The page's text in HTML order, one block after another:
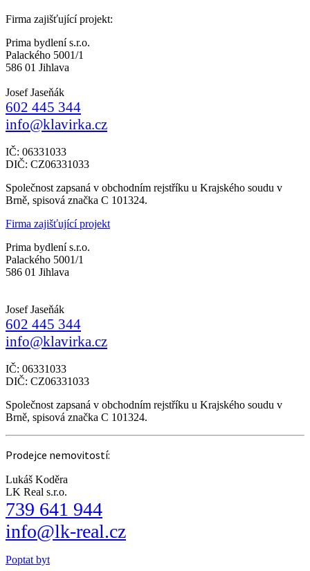
Firma zajišťující projekt:
Prima bydlení s.r.o.
Palackého 5001/1
586 01 Jihlava
Josef Jaseňák
602 445 344
info@klavirka.cz
IČ: 06331033
DIČ: CZ06331033
Společnost zapsaná v obchodním rejstříku u Krajského soudu v
Brně, spisová značka C 101324.
Firma zajišťující projekt
Prima bydlení s.r.o.
Palackého 5001/1
586 01 Jihlava
Josef Jaseňák
602 445 344
info@klavirka.cz
IČ: 06331033
DIČ: CZ06331033
Společnost zapsaná v obchodním rejstříku u Krajského soudu v
Brně, spisová značka C 101324.
Prodejce nemovitostí:
Lukáš Koděra
LK Real s.r.o.
739 641 944
info@lk-real.cz
Poptat byt